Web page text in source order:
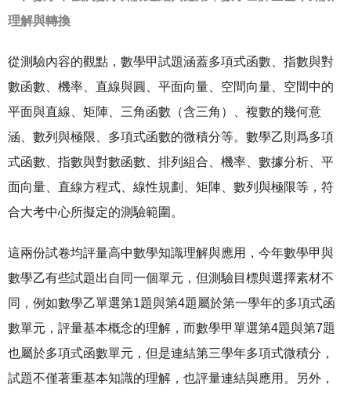
理解與轉換
從測驗內容的觀點，數學甲試題涵蓋多項式函數、指數與對
數函數、機率、直線與圓、平面向量、空間向量、空間中的
平面與直線、矩陣、三角函數（含三角）、複數的幾何意
涵、數列與極限、多項式函數的微積分等。數學乙則爲多項
式函數、指數與對數函數、排列組合、機率、數據分析、平
面向量、直線方程式、線性規劃、矩陣、數列與極限等，符
合大考中心所擬定的測驗範圍。
這兩份試卷均評量高中數學知識理解與應用，今年數學甲與
數學乙有些試題出自同一個單元，但測驗目標與選擇素材不
同，例如數學乙單選第1題與第4題屬於第一學年的多項式函
數單元，評量基本概念的理解，而數學甲單選第4題與第7題
也屬於多項式函數單元，但是連結第三學年多項式微積分，
試題不僅著重基本知識的理解，也評量連結與應用。另外，